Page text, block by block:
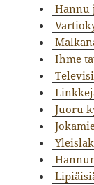
Hannu
Ihme
Juoru